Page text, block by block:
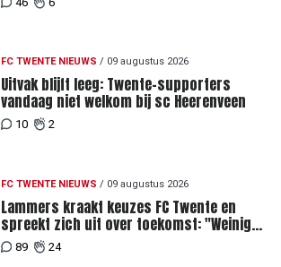
FC TWENTE NIEUWS / 09 augustus 2026
Uitvak blijft leeg: Twente-supporters
vandaag niet welkom bij sc Heerenveen
10 2
FC TWENTE NIEUWS / 09 augustus 2026
Lammers kraakt keuzes FC Twente en
spreekt zich uit over toekomst: "Weinig
van te begrijpen"
89 24